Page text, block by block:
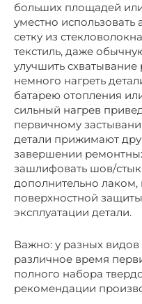
больших площадей
уместно
сетку из
текстиль, даже
улучшить
немного нагреть
батарею отопления
сильный нагрев
первичному
детали прижимают
завершении
зашлифовать шов/
дополнительно
поверхностной
эксплуатации детали.
Важно: у разных видов
различное время
полного набора
рекомендации